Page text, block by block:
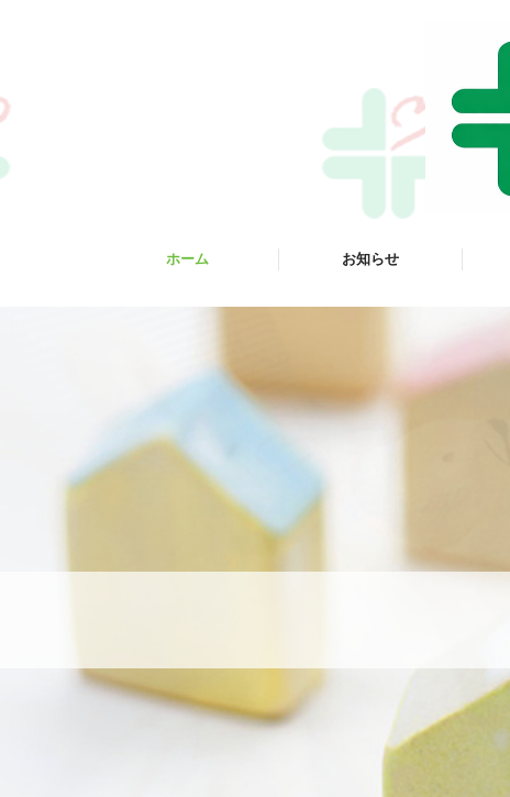
ホーム お知らせ